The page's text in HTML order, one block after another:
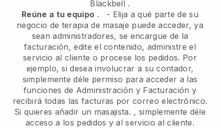
Blackbell .
Reúne a tu equipo . - Elija a qué parte de su
negocio de terapia de masaje puede acceder, ya
sean administradores, se encargue de la
facturación, edite el contenido, administre el
servicio al cliente o procese los pedidos. Por
ejemplo, si desea involucrar a su contador,
simplemente déle permiso para acceder a las
funciones de Administración y Facturación y
recibirá todas las facturas por correo electrónico.
Si quieres añadir un masajista. , simplemente déle
acceso a los pedidos y al servicio al cliente.